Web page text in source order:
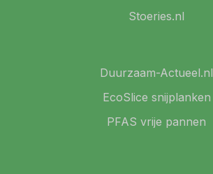
Stoeries.nl
Duurzaam-Actueel.nl
EcoSlice snijplanken
PFAS vrije pannen